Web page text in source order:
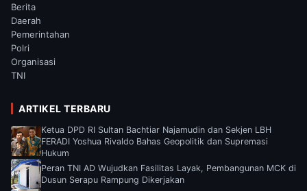
Berita
Daerah
Pemerintahan
Polri
Organisasi
TNI
ARTIKEL TERBARU
Ketua DPD RI Sultan Bachtiar Najamudin dan Sekjen LBH
FERADI Yoshua Rivaldo Bahas Geopolitik dan Supremasi
Hukum
Peran TNI AD Wujudkan Fasilitas Layak, Pembangunan MCK di
Dusun Serapu Rampung Dikerjakan